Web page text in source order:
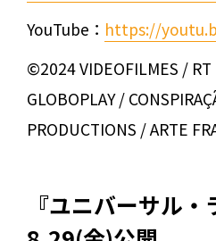
YouTube： https://
©2024 VIDEOFILMES / RT
GLOBOPLAY /
PRODUCTIONS / ARTE
『ユニバーサル